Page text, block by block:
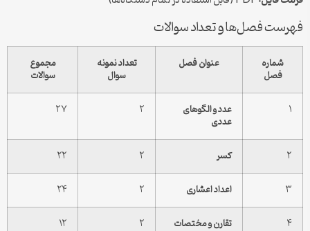
فهرست فصل‌ها و تعداد سوالات
شماره
فصل
عنوان فصل
تعداد نمونه
سوال
مجموع
سوالات
۱
عدد و الگوهای
عددی
۲ ۲۷
۲ کسر ۲ ۲۲
۳ اعداد اعشاری ۲ ۲۴
۴ تقارن و مختصات ۲ ۱۲